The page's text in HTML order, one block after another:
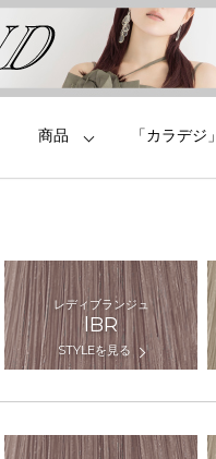
商品 「カラデジ
レディブランジュ
lBR
STYLEを見る